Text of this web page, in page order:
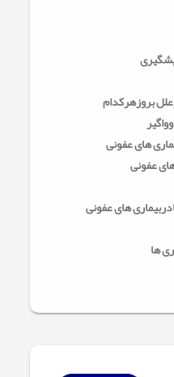
بروزهرکدام
های عفونی
عفونی
های عفونی
ها